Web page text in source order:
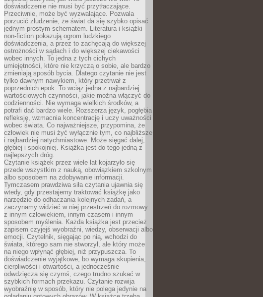
doświadczenie nie musi być przytłaczające.
Przeciwnie, może być wyzwalające. Pozwala
porzucić złudzenie, że świat da się szybko opisać
jednym prostym schematem. Literatura i książki
non-fiction pokazują ogrom ludzkiego
doświadczenia, a przez to zachęcają do większej
ostrożności w sądach i do większej ciekawości
wobec innych. To jedna z tych cichych
umiejętności, które nie krzyczą o sobie, ale bardzo
zmieniają sposób bycia. Dlatego czytanie nie jest
tylko dawnym nawykiem, który przetrwał z
poprzednich epok. To wciąż jedna z najbardziej
wartościowych czynności, jakie można włączyć do
codzienności. Nie wymaga wielkich środków, a
potrafi dać bardzo wiele. Rozszerza język, pogłębia
refleksję, wzmacnia koncentrację i uczy uważności
wobec świata. Co najważniejsze, przypomina, że
człowiek nie musi żyć wyłącznie tym, co najbliższe
i najbardziej natychmiastowe. Może sięgać dalej,
głębiej i spokojniej. Książka jest do tego jedną z
najlepszych dróg.
Czytanie książek przez wiele lat kojarzyło się
przede wszystkim z nauką, obowiązkiem szkolnym
albo sposobem na zdobywanie informacji.
Tymczasem prawdziwa siła czytania ujawnia się
wtedy, gdy przestajemy traktować książkę jako
narzędzie do odhaczania kolejnych zadań, a
zaczynamy widzieć w niej przestrzeń do rozmowy
z innym człowiekiem, innym czasem i innym
sposobem myślenia. Każda książka jest przecież
zapisem czyjejś wyobraźni, wiedzy, obserwacji albo
emocji. Czytelnik, sięgając po nią, wchodzi do
świata, którego sam nie stworzył, ale który może
na niego wpłynąć głębiej, niż przypuszcza. To
doświadczenie wyjątkowe, bo wymaga skupienia,
cierpliwości i otwartości, a jednocześnie
odwdzięcza się czymś, czego trudno szukać w
szybkich formach przekazu. Czytanie rozwija
wyobraźnię w sposób, który nie polega jedynie na